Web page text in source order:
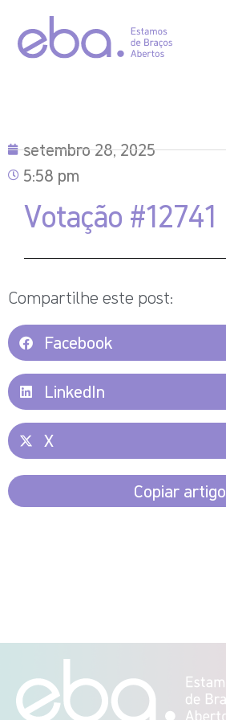
setembro 28, 2025
5:58 pm
Votação #12741
Compartilhe este post:
Facebook
LinkedIn
X
Copiar artigo